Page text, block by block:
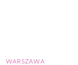
WARSZAWA